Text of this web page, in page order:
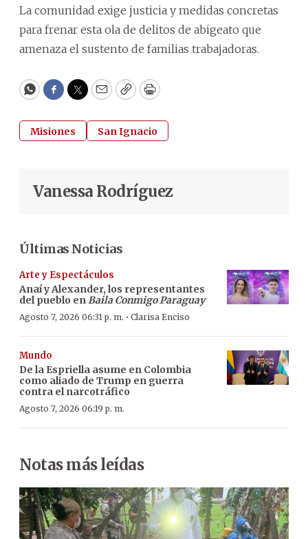
La comunidad exige justicia y medidas concretas
para frenar esta ola de delitos de abigeato que
amenaza el sustento de familias trabajadoras.
WhatsApp
Facebook
Twitter
EmailCopyPrint
Misiones San Ignacio
Vanessa Rodríguez
Últimas Noticias
Arte y Espectáculos
Anaí y Alexander, los representantes
del pueblo enBaila Conmigo Paraguay
Agosto 7, 2026 06:31 p. m. · Clarisa Enciso
Mundo
De la Espriella asume en Colombia
como aliado de Trump en guerra
contra el narcotráfico
Agosto 7, 2026 06:19 p. m.
Notas más leídas